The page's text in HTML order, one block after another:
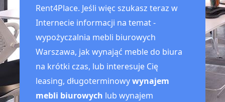
Rent4Place. Jeśli więc szukasz teraz w
Internecie informacji na temat -
wypożyczalnia mebli biurowych
Warszawa, jak wynająć meble do biura
na krótki czas, lub interesuje Cię
leasing, długoterminowywynajem
mebli biurowych lub wynajem